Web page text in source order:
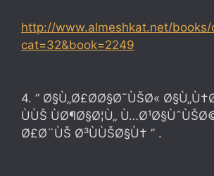
http://www.almeshkat.net/books/
cat=32&book=2249
4. ” Ø§Ù„Ø£Ø­Ø§Ø¯ÙŠØ«
ÙÙŠ ÙØ¶Ø§Ø¦Ù„
Ø£Ø¨ÙŠ Ø³ÙÙŠØ§Ù† ” .